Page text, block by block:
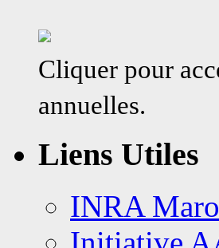
Cliquer pour
annuelles.
Liens Utiles
INRA